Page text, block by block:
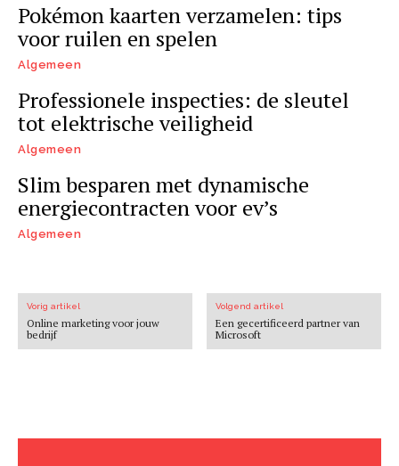
Pokémon kaarten verzamelen: tips
voor ruilen en spelen
Algemeen
Professionele inspecties: de sleutel
tot elektrische veiligheid
Algemeen
Slim besparen met dynamische
energiecontracten voor ev’s
Algemeen
Vorig artikel
Online marketing voor jouw
bedrijf
Volgend artikel
Een gecertificeerd partner van
Microsoft